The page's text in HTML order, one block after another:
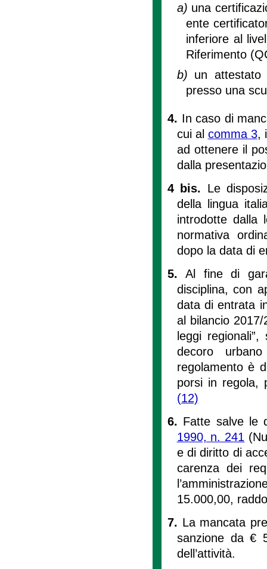
a) una
ente
inferiore al
Riferimento
b) un
presso una
4. In caso di
cui al comma 3,
ad ottenere il
dalla
4 bis. Le
della lingua
introdotte dalla
normativa
dopo la data di
5.Al fine di
disciplina, con
data di entrata
al bilancio
leggi
decoro
regolamento è
porsi in regola,
(12)
6. Fatte salve le
1990, n. 241
e di diritto di
carenza dei
15.000,00,
7. La mancata
sanzione da €
dell’attività.